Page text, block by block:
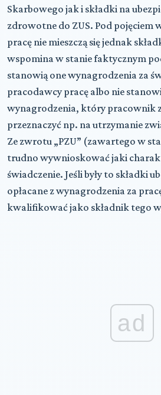
Skarbowego jak i składki na
zdrowotne do ZUS. Pod pojęciem
pracę nie mieszczą się jednak
wspomina w stanie faktycznym
stanowią one wynagrodzenia za
pracodawcy pracę albo nie
wynagrodzenia, który pracownik
przeznaczyć np. na utrzymanie
Ze zwrotu „PZU” (zawartego w
trudno wywnioskować jaki
świadczenie. Jeśli były to składki
opłacane z wynagrodzenia za
kwalifikować jako składnik tego
ad